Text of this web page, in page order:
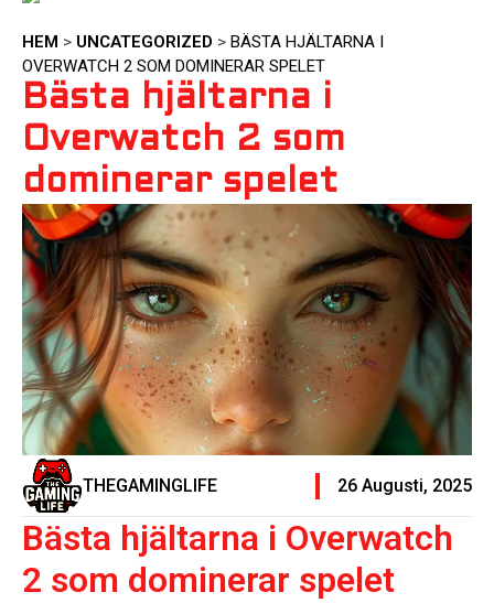
HEM > UNCATEGORIZED > BÄSTA HJÄLTARNA I
OVERWATCH 2 SOM DOMINERAR SPELET
Bästa hjältarna i
Overwatch 2 som
dominerar spelet
THEGAMINGLIFE 26 Augusti, 2025
Bästa hjältarna i Overwatch
2 som dominerar spelet